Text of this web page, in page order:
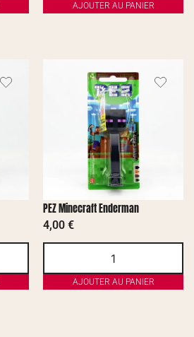
AJOUTER AU PANIER
PEZ Minecraft Enderman
4,00 €
AJOUTER AU PANIER